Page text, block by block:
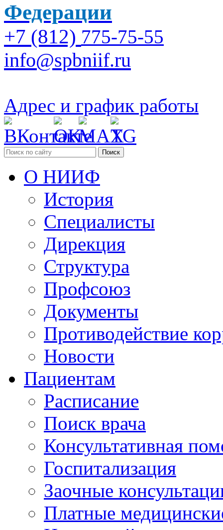
Федерации
+7 (812) 775-75-55
info@spbniif.ru
Адрес и график работы
Поиск
О НИИФ
История
Специалисты
Дирекция
Структура
Профсоюз
Документы
Противодействие
Новости
Пациентам
Расписание
Поиск врача
Консультативная
Госпитализация
Заочные
Платные